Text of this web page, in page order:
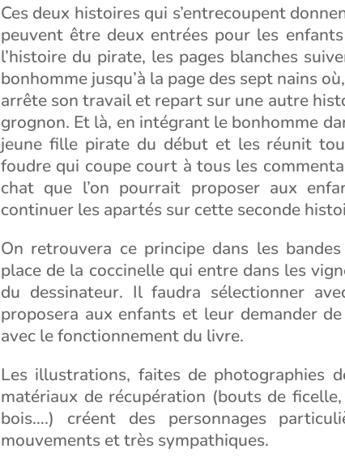
Ces deux histoires qui s’entrecoupent
peuvent être deux entrées pour les
l’histoire du pirate, les pages blanches
bonhomme jusqu’à la page des sept nains
arrête son travail et repart sur une autre
grognon. Et là, en intégrant le bonhomme
jeune fille pirate du début et les réunit
foudre qui coupe court à tous les
chat que l’on pourrait proposer aux
continuer les apartés sur cette seconde
On retrouvera ce principe dans les
place de la coccinelle qui entre dans les
du dessinateur. Il faudra sélectionner
proposera aux enfants et leur demander
avec le fonctionnement du livre.
Les illustrations, faites de photographies
matériaux de récupération (bouts de
bois….) créent des personnages
mouvements et très sympathiques.